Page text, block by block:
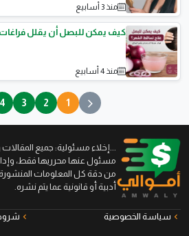
منذ 3 أسابيع
كيف يمكن للبصل أن يقلل
منذ 4 أسابيع
1
2
3
4
...إخلاء مسئولية: جميع المقالات
مسئول عنها محرريها فقط،
من دقة كل المعلومات
أدبية أو قانونية عما يتم نشره.
سياسة الخصوصية